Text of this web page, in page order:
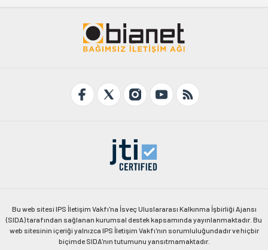
Bu web sitesi IPS İletişim Vakfı'na İsveç Uluslararası Kalkınma İşbirliği Ajansı
(SIDA) tarafından sağlanan kurumsal destek kapsamında yayınlanmaktadır. Bu
web sitesinin içeriği yalnızca IPS İletişim Vakfı'nın sorumluluğundadır ve hiçbir
biçimde SIDA'nın tutumunu yansıtmamaktadır.